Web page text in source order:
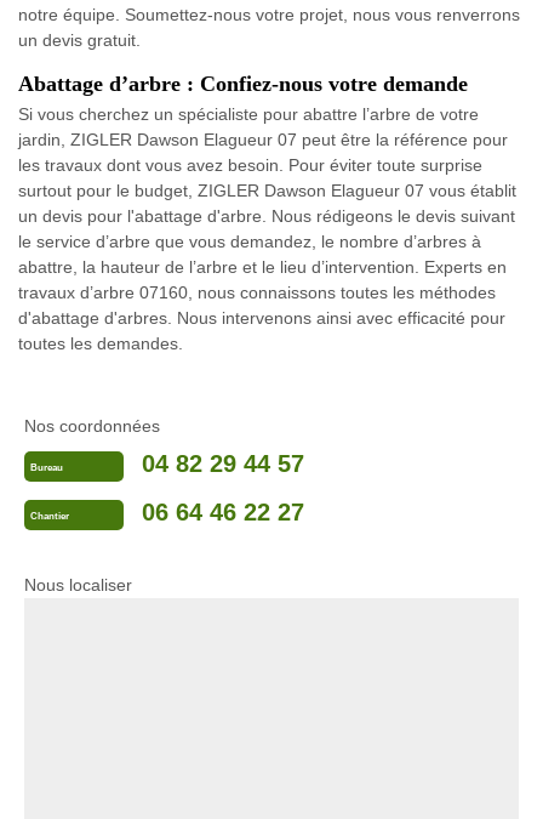
notre équipe. Soumettez-nous votre projet, nous vous renverrons
un devis gratuit.
Abattage d’arbre : Confiez-nous votre demande
Si vous cherchez un spécialiste pour abattre l’arbre de votre
jardin, ZIGLER Dawson Elagueur 07 peut être la référence pour
les travaux dont vous avez besoin. Pour éviter toute surprise
surtout pour le budget, ZIGLER Dawson Elagueur 07 vous établit
un devis pour l'abattage d'arbre. Nous rédigeons le devis suivant
le service d’arbre que vous demandez, le nombre d’arbres à
abattre, la hauteur de l’arbre et le lieu d’intervention. Experts en
travaux d’arbre 07160, nous connaissons toutes les méthodes
d'abattage d'arbres. Nous intervenons ainsi avec efficacité pour
toutes les demandes.
Nos coordonnées
Bureau 04 82 29 44 57
Chantier 06 64 46 22 27
Nous localiser